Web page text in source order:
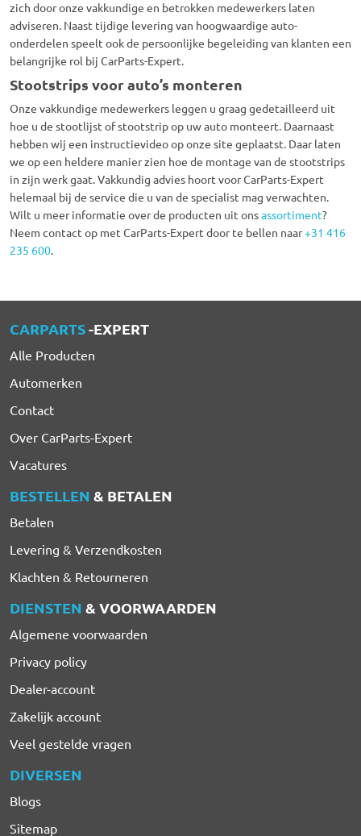
zich door onze vakkundige en betrokken medewerkers laten
adviseren. Naast tijdige levering van hoogwaardige auto-
onderdelen speelt ook de persoonlijke begeleiding van klanten een
belangrijke rol bij CarParts-Expert.
Stootstrips voor auto’s monteren
Onze vakkundige medewerkers leggen u graag gedetailleerd uit
hoe u de stootlijst of stootstrip op uw auto monteert. Daarnaast
hebben wij een instructievideo op onze site geplaatst. Daar laten
we op een heldere manier zien hoe de montage van de stootstrips
in zijn werk gaat. Vakkundig advies hoort voor CarParts-Expert
helemaal bij de service die u van de specialist mag verwachten.
Wilt u meer informatie over de producten uit onsassortiment?
Neem contact op met CarParts-Expert door te bellen naar+31 416
235 600.
CARPARTS-EXPERT
Alle Producten
Automerken
Contact
Over CarParts-Expert
Vacatures
BESTELLEN & BETALEN
Betalen
Levering & Verzendkosten
Klachten & Retourneren
DIENSTEN & VOORWAARDEN
Algemene voorwaarden
Privacy policy
Dealer-account
Zakelijk account
Veel gestelde vragen
DIVERSEN
Blogs
Sitemap